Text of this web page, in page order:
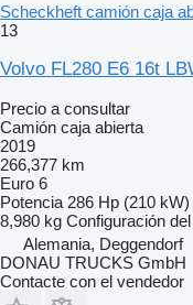
Scheckheft camión caja
13
Volvo FL280 E6 16t
Precio a consultar
Camión caja abierta
2019
266,377 km
Euro 6
Potencia 286 Hp (210 kW)
8,980 kg Configuración
Alemania, Deggendorf
DONAU TRUCKS GmbH
Contacte con el vendedor